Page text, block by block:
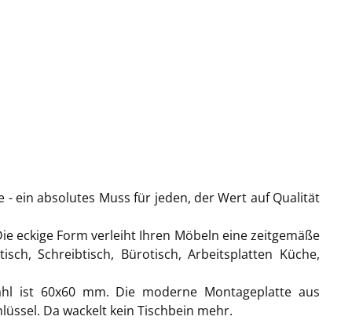
ein absolutes Muss für jeden, der Wert auf Qualität
eckige Form verleiht Ihren Möbeln eine zeitgemäße
Schreibtisch, Bürotisch, Arbeitsplatten Küche,
ist 60x60 mm. Die moderne Montageplatte aus
Da wackelt kein Tischbein mehr.